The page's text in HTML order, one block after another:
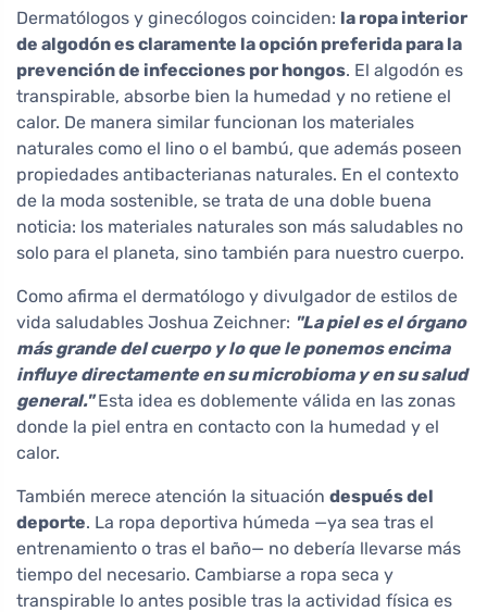
Dermatólogos y ginecólogos coinciden: la ropa interior
de algodón es claramente la opción preferida para la
prevención de infecciones por hongos. El algodón es
transpirable, absorbe bien la humedad y no retiene el
calor. De manera similar funcionan los materiales
naturales como el lino o el bambú, que además poseen
propiedades antibacterianas naturales. En el contexto
de la moda sostenible, se trata de una doble buena
noticia: los materiales naturales son más saludables no
solo para el planeta, sino también para nuestro cuerpo.
Como afirma el dermatólogo y divulgador de estilos de
vida saludables Joshua Zeichner: "La piel es el órgano
más grande del cuerpo y lo que le ponemos encima
influye directamente en su microbioma y en su salud
general."Esta idea es doblemente válida en las zonas
donde la piel entra en contacto con la humedad y el
calor.
También merece atención la situación después del
deporte. La ropa deportiva húmeda —ya sea tras el
entrenamiento o tras el baño— no debería llevarse más
tiempo del necesario. Cambiarse a ropa seca y
transpirable lo antes posible tras la actividad física es